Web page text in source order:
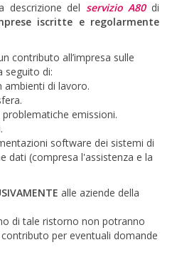
descrizione del servizio A80di
iscritte e regolarmente
contributo all’impresa sulle
seguito di:
ambienti di lavoro.
emissioni.
software dei sistemi di
dati (compresa l'assistenza e la
alle aziende della
di tale ristorno non potranno
per eventuali domande